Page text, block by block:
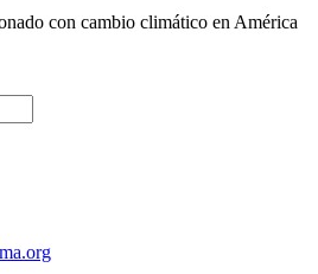
con cambio climático en América